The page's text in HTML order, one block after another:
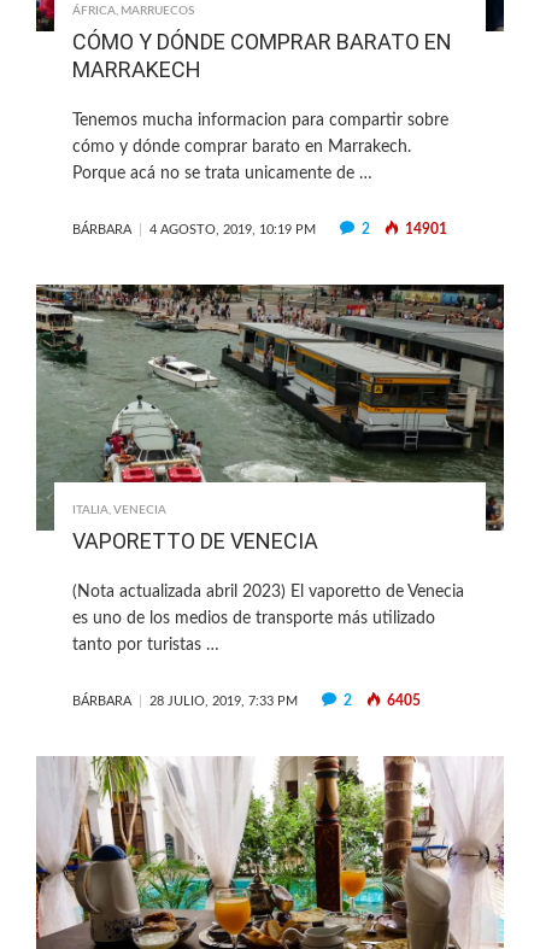
ÁFRICA, MARRUECOS
CÓMO Y DÓNDE COMPRAR BARATO EN
MARRAKECH
Tenemos mucha informacion para compartir sobre
cómo y dónde comprar barato en Marrakech.
Porque acá no se trata unicamente de …
BÁRBARA 4 AGOSTO, 2019, 10:19 PM 2 14901
ITALIA VENECIA
VAPORETTO DE VENECIA
(Nota actualizada abril 2023) El vaporetto de Venecia
es uno de los medios de transporte más utilizado
tanto por turistas …
BÁRBARA 28 JULIO, 2019, 7:33 PM 2 6405